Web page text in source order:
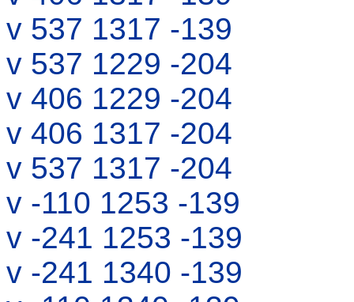
v 537 1317 -139
v 537 1229 -204
v 406 1229 -204
v 406 1317 -204
v 537 1317 -204
v -110 1253 -139
v -241 1253 -139
v -241 1340 -139